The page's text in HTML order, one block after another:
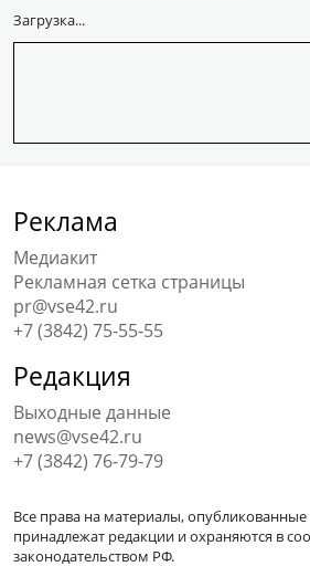
Загрузка...
Реклама
Медиакит
Рекламная сетка страницы
pr@vse42.ru
+7 (3842) 75-55-55
Редакция
Выходные данные
news@vse42.ru
+7 (3842) 76-79-79
Все права на материалы, опубликованные
принадлежат редакции и охраняются в
законодательством РФ.